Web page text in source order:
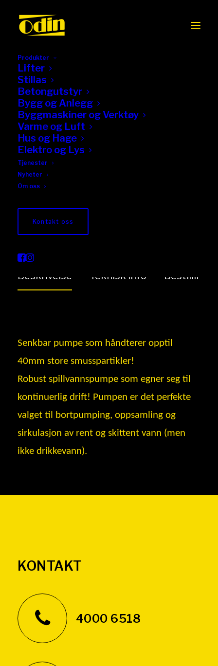
Produkter
Lifter
Stillas
Betongutstyr
Bygg og Anlegg
Byggmaskiner og Verktøy
Varme og Luft
Hus og Hage
Elektro og Lys
Tjenester
Nyheter
Om oss
Kontakt oss
Senkbar vannpumpe
Beskrivelse Teknisk info Bestilling
Senkbar pumpe som håndterer opptil
40mm store smusspartikler!
Robust spillvannspumpe som egner seg til
kontinuerlig drift! Pumpen er det perfekte
valget til bortpumping, oppsamling og
sirkulasjon av rent og skittent vann (men
ikke drikkevann).
KONTAKT
4000 6518